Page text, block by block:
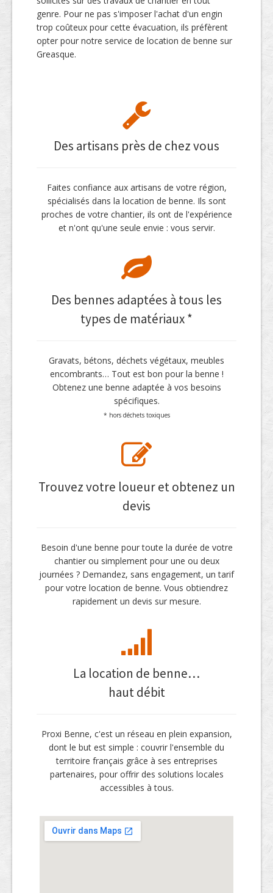
genre. Pour ne pas s'imposer l'achat d'un engin
trop coûteux pour cette évacuation, ils préfèrent
opter pour notre service de location de benne sur
Greasque.
Des artisans près de chez vous
Faites confiance aux artisans de votre région,
spécialisés dans la location de benne. Ils sont
proches de votre chantier, ils ont de l'expérience
et n'ont qu'une seule envie : vous servir.
Des bennes adaptées à tous les
types de matériaux *
Gravats, bétons, déchets végétaux, meubles
encombrants… Tout est bon pour la benne !
Obtenez une benne adaptée à vos besoins
spécifiques.
* hors déchets toxiques
Trouvez votre loueur et obtenez un
devis
Besoin d'une benne pour toute la durée de votre
chantier ou simplement pour une ou deux
journées ? Demandez, sans engagement, un tarif
pour votre location de benne. Vous obtiendrez
rapidement un devis sur mesure.
La location de benne…
haut débit
Proxi Benne, c'est un réseau en plein expansion,
dont le but est simple : couvrir l'ensemble du
territoire français grâce à ses entreprises
partenaires, pour offrir des solutions locales
accessibles à tous.